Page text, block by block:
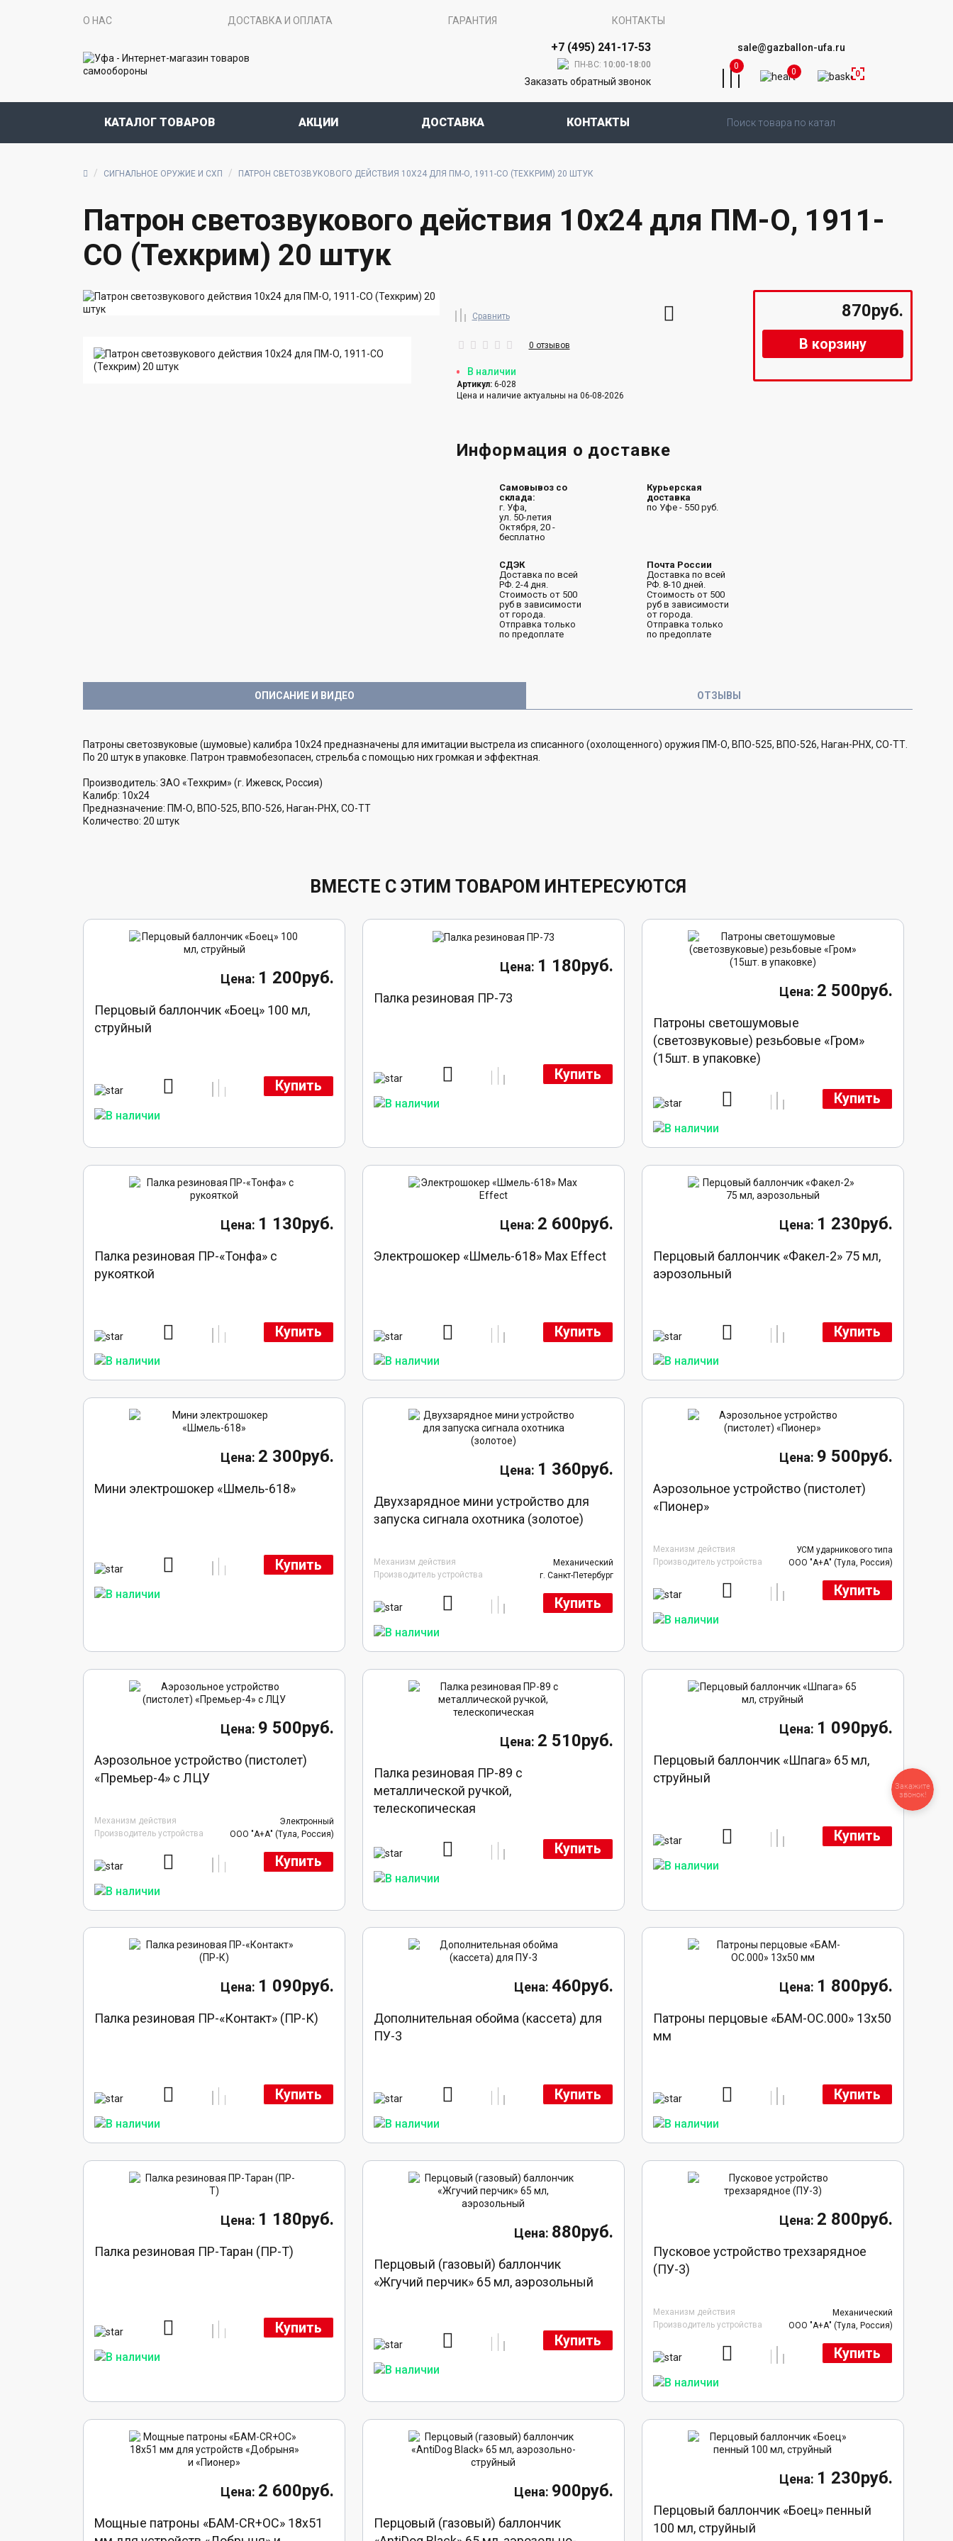
О НАС ДОСТАВКА И ОПЛАТА ГАРАНТИЯ КОНТАКТЫ
+7 (495) 241-17-53
ПН-ВС:10:00-18:00
Заказать обратный звонок
sale@gazballon-ufa.ru
0
0 0
КАТАЛОГ ТОВАРОВ АКЦИИ ДОСТАВКА КОНТАКТЫ
СИГНАЛЬНОЕ ОРУЖИЕ И СХП ПАТРОН СВЕТОЗВУКОВОГО ДЕЙСТВИЯ 10X24 ДЛЯ ПМ-О, 1911-СО (ТЕХКРИМ) 20 ШТУК
Патрон светозвукового действия 10x24 для ПМ-О, 1911-
СО (Техкрим) 20 штук
Сравнить
0 отзывов
В наличии
Артикул:6-028
Цена и наличие актуальны на 06-08-2026
Информация о доставке
Самовывоз со
склада:
г. Уфа,
ул. 50-летия
Октября, 20 -
бесплатно
Курьерская
доставка
по Уфе - 550 руб.
СДЭК
Доставка по всей
РФ. 2-4 дня.
Стоимость от 500
руб в зависимости
от города.
Отправка только
по предоплате
Почта России
Доставка по всей
РФ. 8-10 дней.
Стоимость от 500
руб в зависимости
от города.
Отправка только
по предоплате
870руб.
В корзину
ОПИСАНИЕ И ВИДЕО ОТЗЫВЫ
Патроны светозвуковые (шумовые) калибра 10x24 предназначены для имитации выстрела из списанного (охолощенного) оружия ПМ-О, ВПО-525, ВПО-526, Наган-РНХ, СО-ТТ.
По 20 штук в упаковке. Патрон травмобезопасен, стрельба с помощью них громкая и эффектная.
Производитель: ЗАО «Техкрим» (г. Ижевск, Россия)
Калибр: 10x24
Предназначение: ПМ-О, ВПО-525, ВПО-526, Наган-РНХ, СО-ТТ
Количество: 20 штук
ВМЕСТЕ С ЭТИМ ТОВАРОМ ИНТЕРЕСУЮТСЯ
1 200руб.
Перцовый баллончик «Боец» 100 мл,
струйный
Купить
1 180руб.
Палка резиновая ПР-73
Купить
2 500руб.
Патроны светошумовые
(светозвуковые) резьбовые «Гром»
(15шт. в упаковке)
Купить
1 130руб.
Палка резиновая ПР-«Тонфа» с
рукояткой
Купить
2 600руб.
Электрошокер «Шмель-618» Max Effect
Купить
1 230руб.
Перцовый баллончик «Факел-2» 75 мл,
аэрозольный
Купить
2 300руб.
Мини электрошокер «Шмель-618»
Купить
1 360руб.
Двухзарядное мини устройство для
запуска сигнала охотника (золотое)
Механизм действия
Механический
Производитель устройства
г. Санкт-Петербург
Купить
9 500руб.
Аэрозольное устройство (пистолет)
«Пионер»
Механизм действия
УСМ ударникового типа
Производитель устройства
ООО "А+А" (Тула, Россия)
Купить
9 500руб.
Аэрозольное устройство (пистолет)
«Премьер-4» с ЛЦУ
Механизм действия
Электронный
Производитель устройства
ООО "А+А" (Тула, Россия)
Купить
2 510руб.
Палка резиновая ПР-89 с
металлической ручкой,
телескопическая
Купить
1 090руб.
Перцовый баллончик «Шпага» 65 мл,
струйный
Купить
1 090руб.
Палка резиновая ПР-«Контакт» (ПР-К)
Купить
460руб.
Дополнительная обойма (кассета) для
ПУ-3
Купить
1 800руб.
Патроны перцовые «БАМ-ОС.000» 13х50
мм
Купить
1 180руб.
Палка резиновая ПР-Таран (ПР-Т)
Купить
880руб.
Перцовый (газовый) баллончик
«Жгучий перчик» 65 мл, аэрозольный
Купить
2 800руб.
Пусковое устройство трехзарядное
(ПУ-3)
Механизм действия
Механический
Производитель устройства
ООО "А+А" (Тула, Россия)
Купить
2 600руб.
Мощные патроны «БАМ-CR+ОС» 18х51
900руб.
Перцовый (газовый) баллончик
1 230руб.
Перцовый баллончик «Боец» пенный
100 мл, струйный
Закажите
звонок!